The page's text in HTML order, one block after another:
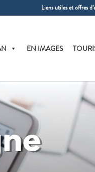
Liens utiles et offres
EN IMAGES